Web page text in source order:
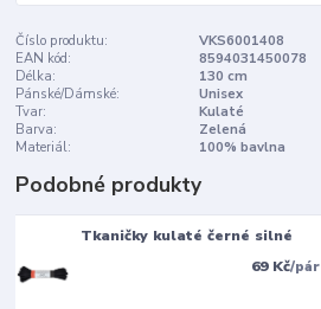
Číslo produktu:
VKS6001408
EAN kód:
8594031450078
Délka:
130 cm
Pánské/Dámské:
Unisex
Tvar:
Kulaté
Barva:
Zelená
Materiál:
100% bavlna
Podobné produkty
Tkaničky kulaté černé silné
69 Kč/pár